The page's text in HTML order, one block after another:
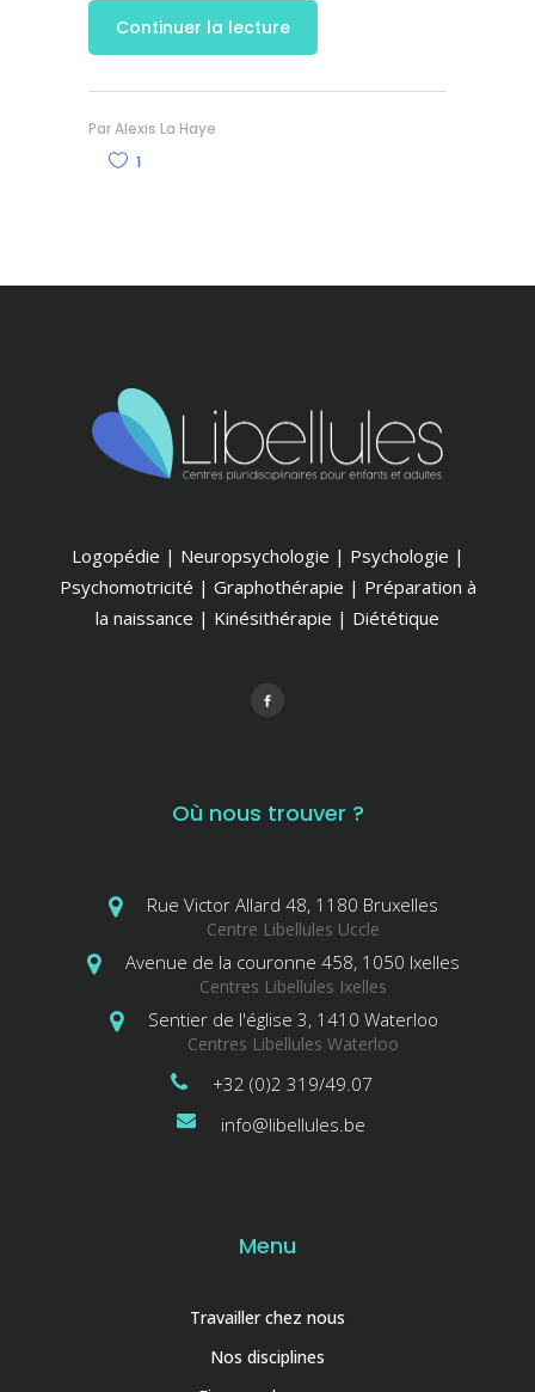
Continuer la lecture
ParAlexis La Haye
1
Logopédie | Neuropsychologie | Psychologie |
Psychomotricité | Graphothérapie | Préparation à
la naissance | Kinésithérapie | Diététique
Où nous trouver ?
Rue Victor Allard 48, 1180 Bruxelles
Centre Libellules Uccle
Avenue de la couronne 458, 1050 Ixelles
Centres Libellules Ixelles
Sentier de l'église 3, 1410 Waterloo
Centres Libellules Waterloo
+32 (0)2 319/49.07
info@libellules.be
Menu
Travailler chez nous
Nos disciplines